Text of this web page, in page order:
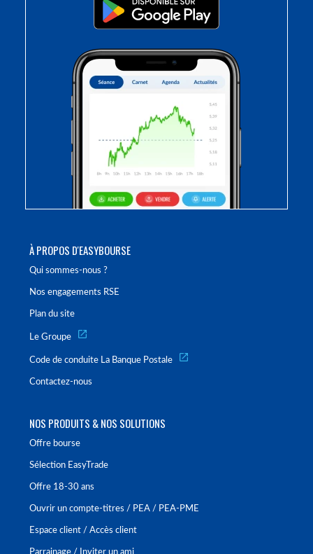
À PROPOS D'EASYBOURSE
Qui sommes-nous ?
Nos engagements RSE
Plan du site
Le Groupe
Code de conduite La Banque Postale
Contactez-nous
NOS PRODUITS & NOS SOLUTIONS
Offre bourse
Sélection EasyTrade
Offre 18-30 ans
Ouvrir un compte-titres / PEA / PEA-PME
Espace client / Accès client